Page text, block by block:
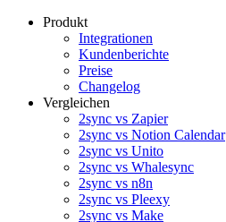
Produkt
Integrationen
Kundenberichte
Preise
Changelog
Vergleichen
2sync vs Zapier
2sync vs Notion Calendar
2sync vs Unito
2sync vs Whalesync
2sync vs n8n
2sync vs Pleexy
2sync vs Make